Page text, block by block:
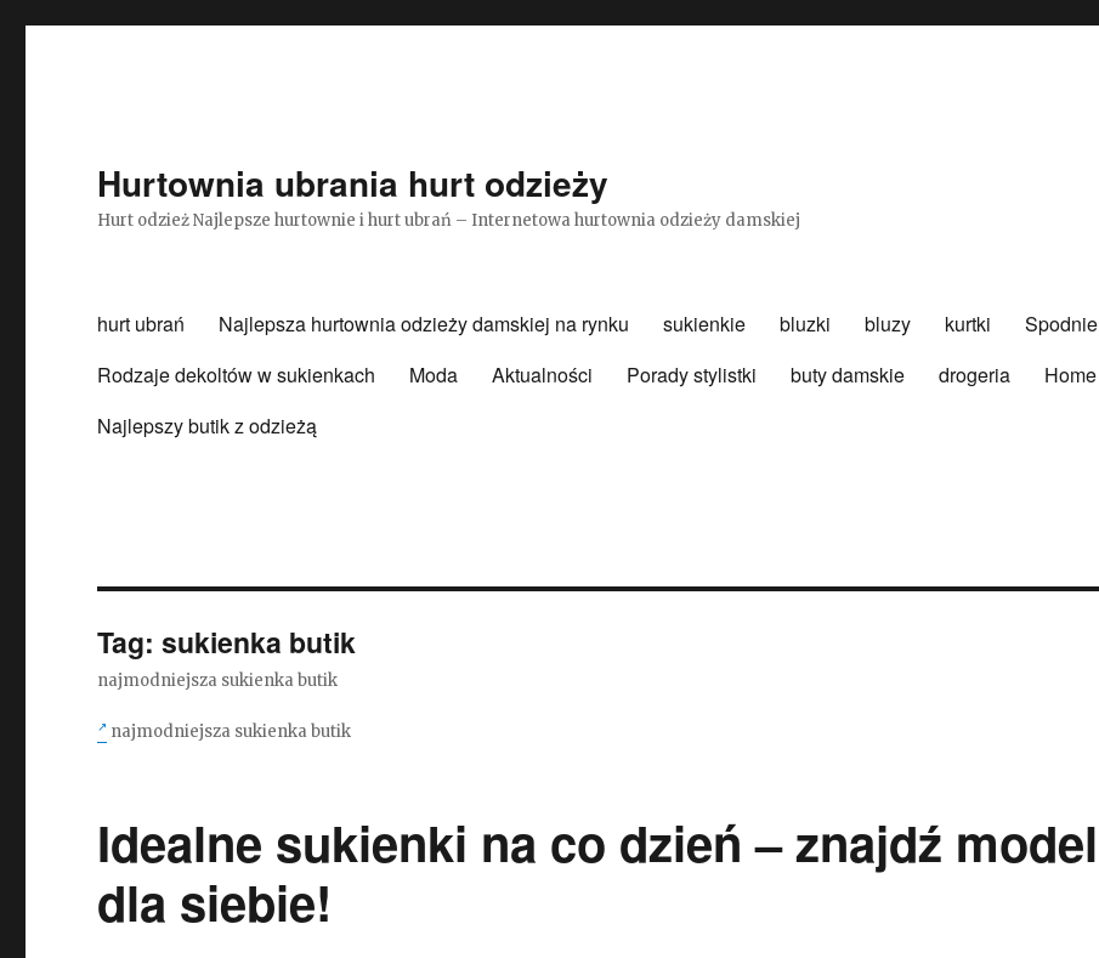
Hurtownia ubrania hurt odzieży
Hurt odzież Najlepsze hurtownie i hurt ubrań – Internetowa hurtownia odzieży damskiej
hurt ubrań Najlepsza hurtownia odzieży damskiej na rynku sukienkie bluzki bluzy kurtki Spodnie
Rodzaje dekoltów w sukienkach
Moda Aktualności Porady stylistki buty damskie drogeria Home
Najlepszy butik z odzieżą
Tag:sukienka butik
najmodniejsza sukienka butik
najmodniejsza sukienka butik
Idealne sukienki na co dzień – znajdź model
dla siebie!